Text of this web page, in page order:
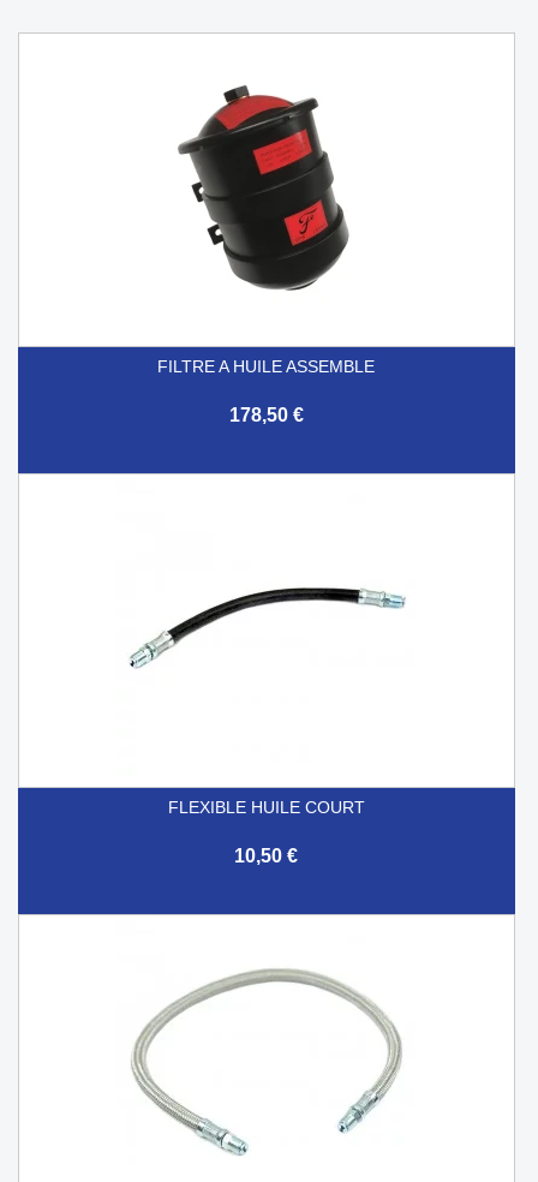
FILTRE A HUILE ASSEMBLE
178,50 €
FLEXIBLE HUILE COURT
10,50 €